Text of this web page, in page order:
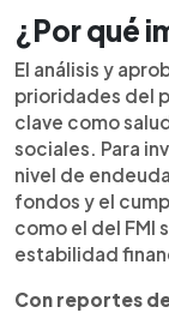
¿Por qué
El análisis y
prioridades del
clave como
sociales. Para
nivel de
fondos y el
como el del FMI
estabilidad
Con reportes